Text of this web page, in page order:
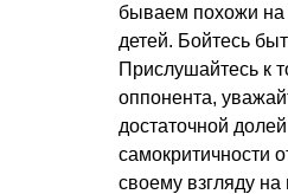
бываем похожи на
детей. Бойтесь
Прислушайтесь к
оппонента,
достаточной долей
самокритичности
своему взгляду на